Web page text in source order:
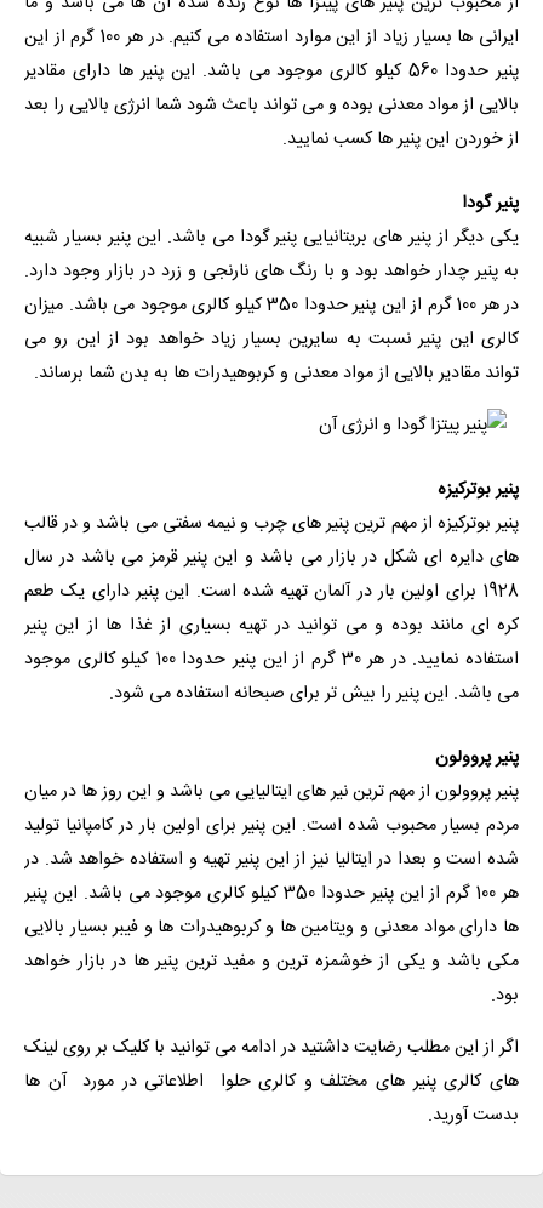
ایرانی ها بسیار زیاد از این موارد استفاده می کنیم. در هر 100 گرم از این
پنیر حدودا 560 کیلو کالری موجود می باشد. این پنیر ها دارای مقادیر
بالایی از مواد معدنی بوده و می تواند باعث شود شما انرژی بالایی را بعد
از خوردن این پنیر ها کسب نمایید.
پنیر گودا
یکی دیگر از پنیر های بریتانیایی پنیر گودا می باشد. این پنیر بسیار شبیه
به پنیر چدار خواهد بود و با رنگ های نارنجی و زرد در بازار وجود دارد.
در هر 100 گرم از این پنیر حدودا 350 کیلو کالری موجود می باشد. میزان
کالری این پنیر نسبت به سایرین بسیار زیاد خواهد بود از این رو می
تواند مقادیر بالایی از مواد معدنی و کربوهیدرات ها به بدن شما برساند.
پنیر بوترکیزه
پنیر بوترکیزه از مهم ترین پنیر های چرب و نیمه سفتی می باشد و در قالب
های دایره ای شکل در بازار می باشد و این پنیر قرمز می باشد در سال
1928 برای اولین بار در آلمان تهیه شده است. این پنیر دارای یک طعم
کره ای مانند بوده و می توانید در تهیه بسیاری از غذا ها از این پنیر
استفاده نمایید. در هر 30 گرم از این پنیر حدودا 100 کیلو کالری موجود
می باشد. این پنیر را بیش تر برای صبحانه استفاده می شود.
پنیر پروولون
پنیر پروولون از مهم ترین نیر های ایتالیایی می باشد و این روز ها در میان
مردم بسیار محبوب شده است. این پنیر برای اولین بار در کامپانیا تولید
شده است و بعدا در ایتالیا نیز از این پنیر تهیه و استفاده خواهد شد. در
هر 100 گرم از این پنیر حدودا 350 کیلو کالری موجود می باشد. این پنیر
ها دارای مواد معدنی و ویتامین ها و کربوهیدرات ها و فیبر بسیار بالایی
مکی باشد و یکی از خوشمزه ترین و مفید ترین پنیر ها در بازار خواهد
بود.
اگر از این مطلب رضایت داشتید در ادامه می توانید با کلیک بر روی لینک
هایکالری پنیر های مختلفوکالری حلوا
اطلاعاتی در مورد آن ها
بدست آورید.